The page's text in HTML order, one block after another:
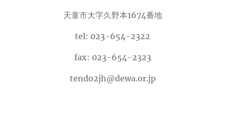
天童市大字久野本1674番地
tel: 023-654-2322
fax: 023-654-2323
tendo2jh@dewa.or.jp